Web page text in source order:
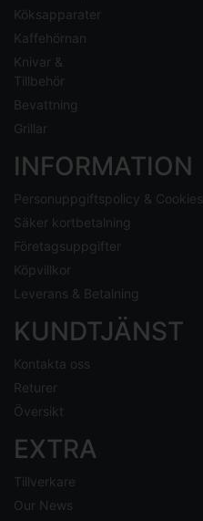
Köksapparater
Kaffehörnan
Knivar &
Tillbehör
Bevattning
Grillar
INFORMATION
Personuppgiftspolicy & Cookies
Säker kortbetalning
Företagsuppgifter
Köpvillkor
Leverans & Betalning
KUNDTJÄNST
Kontakta oss
Returer
Översikt
EXTRA
Tillverkare
Our News